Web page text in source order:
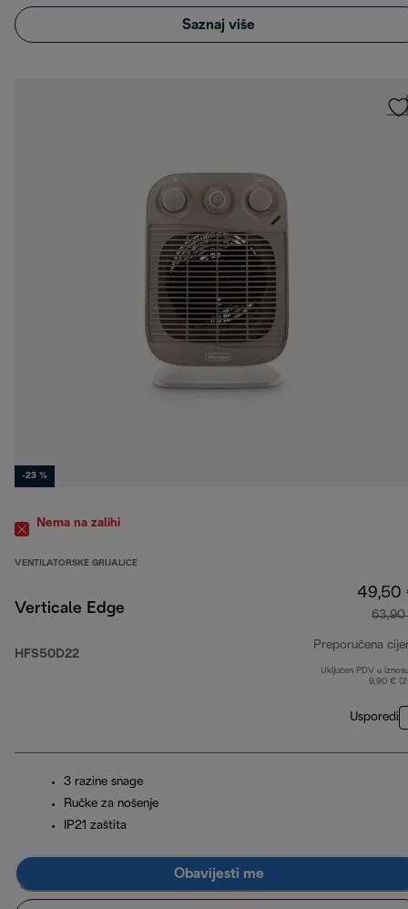
Saznaj više
-23 %
Nema na zalihi
VENTILATORSKE GRIJALICE
Verticale Edge
HFS50D22
49,50
Preporučena
Uključen PDV u
9,90 €
Usporedi
3 razine snage
Ručke za nošenje
IP21 zaštita
Obavijesti me